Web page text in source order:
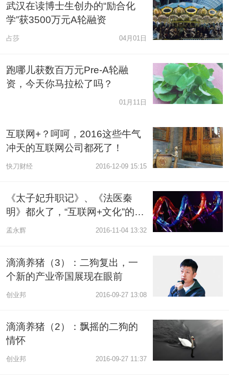
武汉在读博士生创办的“励合化
学”获3500万元A轮融资
占莎 04月01日
跑哪儿获数百万元Pre-A轮融
资，今天你马拉松了吗？
01月11日
互联网+？呵呵，2016这些牛气
冲天的互联网公司都死了！
快刀财经 2016-12-09 15:15
《太子妃升职记》、《法医秦
明》都火了，“互联网+文化”的网
剧还需深耕细作
孟永辉 2016-11-04 13:32
滴滴养猪（3）：二狗复出，一
个新的产业帝国展现在眼前
创业邦 2016-09-27 13:08
滴滴养猪（2）：飘摇的二狗的
情怀
创业邦 2016-09-27 11:37